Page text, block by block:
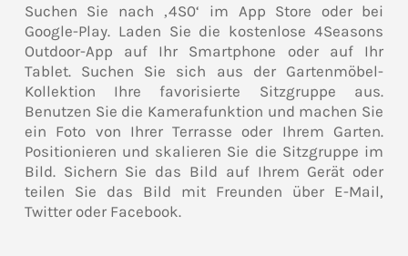
Suchen Sie nach ‚4S0‘ im App Store oder bei
Google-Play. Laden Sie die kostenlose 4Seasons
Outdoor-App auf Ihr Smartphone oder auf Ihr
Tablet. Suchen Sie sich aus der Gartenmöbel-
Kollektion Ihre favorisierte Sitzgruppe aus.
Benutzen Sie die Kamerafunktion und machen Sie
ein Foto von Ihrer Terrasse oder Ihrem Garten.
Positionieren und skalieren Sie die Sitzgruppe im
Bild. Sichern Sie das Bild auf Ihrem Gerät oder
teilen Sie das Bild mit Freunden über E-Mail,
Twitter oder Facebook.